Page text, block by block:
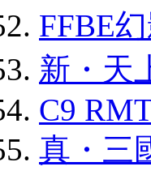
FFBE
新・天
C9
真・三